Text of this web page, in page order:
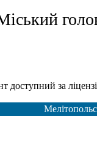
Creative